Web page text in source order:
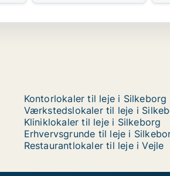
Kontorlokaler til leje i Silkeborg
Værkstedslokaler til leje i
Kliniklokaler til leje i Silkeborg
Erhvervsgrunde til leje i
Restaurantlokaler til leje i Vejle